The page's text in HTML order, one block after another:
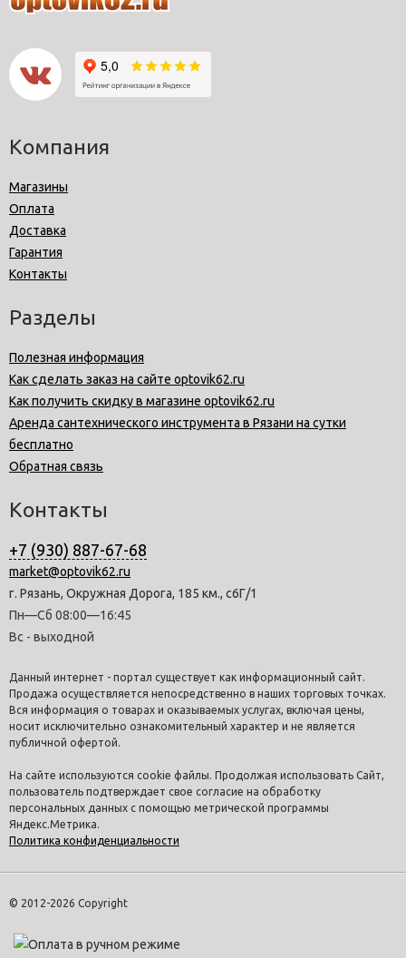
Компания
Магазины
Оплата
Доставка
Гарантия
Контакты
Разделы
Полезная информация
Как сделать заказ на сайте optovik62.ru
Как получить скидку в магазине optovik62.ru
Аренда сантехнического инструмента в Рязани на сутки
бесплатно
Обратная связь
Контакты
+7 (930) 887-67-68
market@optovik62.ru
г. Рязань, Окружная Дорога, 185 км., с6Г/1
Пн—Сб 08:00—16:45
Вс - выходной
Данный интернет - портал существует как информационный сайт.
Продажа осуществляется непосредственно в наших торговых точках.
Вся информация о товарах и оказываемых услугах, включая цены,
носит исключительно ознакомительный характер и не является
публичной офертой.
На сайте используются cookie файлы. Продолжая использовать Сайт,
пользователь подтверждает свое согласие на обработку
персональных данных с помощью метрической программы
Яндекс.Метрика.
Политика конфиденциальности
© 2012-2026 Copyright